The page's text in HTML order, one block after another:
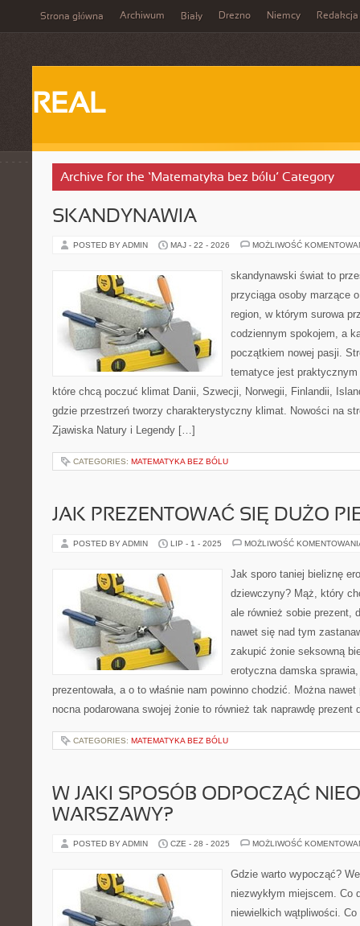
Strona główna Archiwum Biały Drezno Niemcy Redakcja
REAL
Archive for the ‘Matematyka bez bólu’ Category
SKANDYNAWIA
POSTED BY ADMIN MAJ - 22 - 2026 MOŻLIWOŚĆ
skandynawski świat to
przyciąga osoby marzące
region, w którym surowa
codziennym spokojem, a
początkiem nowej pasji.
tematyce jest
które chcą poczuć klimat Danii, Szwecji, Norwegii, Finlandii,
gdzie przestrzeń tworzy charakterystyczny klimat. Nowości na
Zjawiska Natury i Legendy […]
CATEGORIES: MATEMATYKA BEZ BÓLU
JAK PREZENTOWAĆ SIĘ DUŻO
POSTED BY ADMIN LIP - 1 - 2025 MOŻLIWOŚĆ
Jak sporo taniej bieliznę
dziewczyny? Mąż, który
ale również sobie prezent,
nawet się nad tym
zakupić żonie seksowną
erotyczna damska
prezentowała, a o to właśnie nam powinno chodzić. Można
nocna podarowana swojej żonie to również tak naprawdę
CATEGORIES: MATEMATYKA BEZ BÓLU
W JAKI SPOSÓB ODPOCZĄĆ
WARSZAWY?
POSTED BY ADMIN CZE - 28 - 2025 MOŻLIWOŚĆ
Gdzie warto wypocząć?
niezwykłym miejscem. Co
niewielkich wątpliwości.